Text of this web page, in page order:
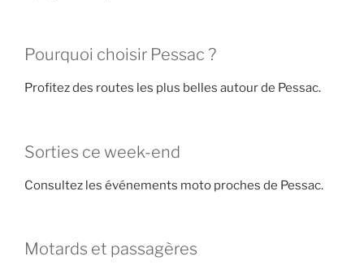
Pourquoi choisir Pessac ?
Profitez des routes les plus belles autour de Pessac.
Sorties ce week-end
Consultez les événements moto proches de Pessac.
Motards et passagères